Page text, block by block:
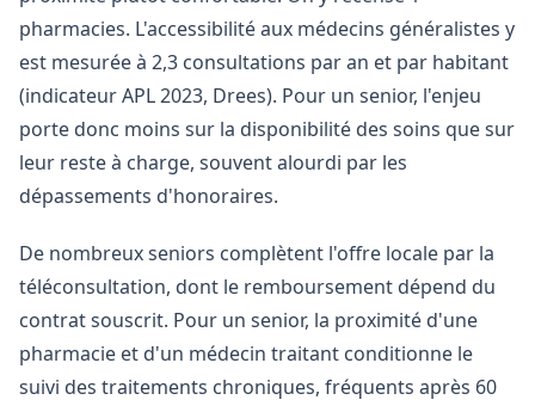
pharmacies. L'accessibilité aux médecins généralistes y
est mesurée à 2,3 consultations par an et par habitant
(indicateur APL 2023, Drees). Pour un senior, l'enjeu
porte donc moins sur la disponibilité des soins que sur
leur reste à charge, souvent alourdi par les
dépassements d'honoraires.
De nombreux seniors complètent l'offre locale par la
téléconsultation, dont le remboursement dépend du
contrat souscrit. Pour un senior, la proximité d'une
pharmacie et d'un médecin traitant conditionne le
suivi des traitements chroniques, fréquents après 60